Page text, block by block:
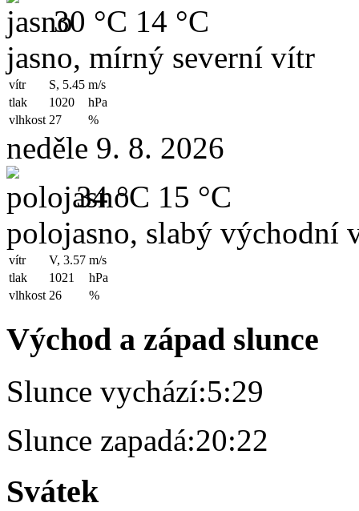
30 °C 14 °C
jasno, mírný severní vítr
vítr S, 5.45 m/s
tlak
1020
hPa
vlhkost 27 %
neděle 9. 8. 2026
34 °C 15 °C
polojasno, slabý východní
vítr V, 3.57 m/s
tlak
1021
hPa
vlhkost 26 %
Východ a západ slunce
Slunce vychází:5:29
Slunce zapadá:20:22
Svátek